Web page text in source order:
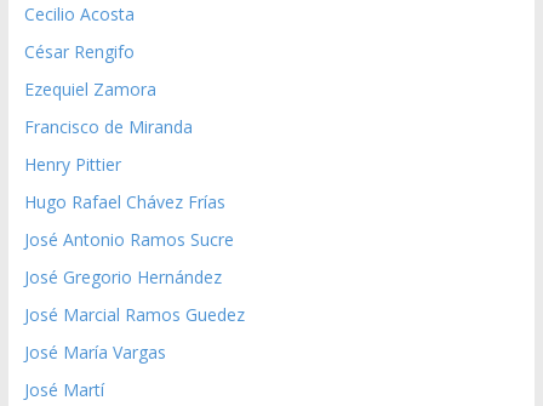
Cecilio Acosta
César Rengifo
Ezequiel Zamora
Francisco de Miranda
Henry Pittier
Hugo Rafael Chávez Frías
José Antonio Ramos Sucre
José Gregorio Hernández
José Marcial Ramos Guedez
José María Vargas
José Martí